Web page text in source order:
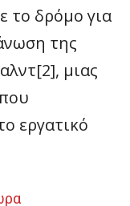
το δρόμο για
της
μιας
εργατικό